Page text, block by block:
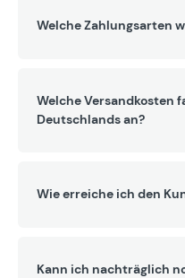
Welche Zahlungsarten
Welche Versandkosten
Deutschlands an?
Wie erreiche ich den
Kann ich nachträglich